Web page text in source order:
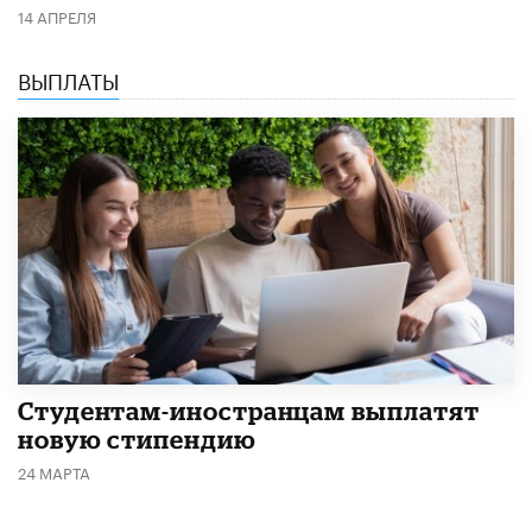
14 АПРЕЛЯ
ВЫПЛАТЫ
Студентам-иностранцам выплатят
новую стипендию
24 МАРТА